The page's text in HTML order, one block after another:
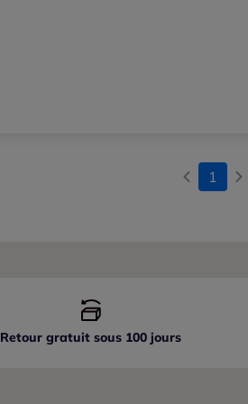
1
Retour gratuit sous 100 jours